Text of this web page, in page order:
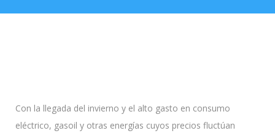
Con la llegada del invierno y el alto gasto en consumo
eléctrico, gasoil y otras energías cuyos precios fluctúan